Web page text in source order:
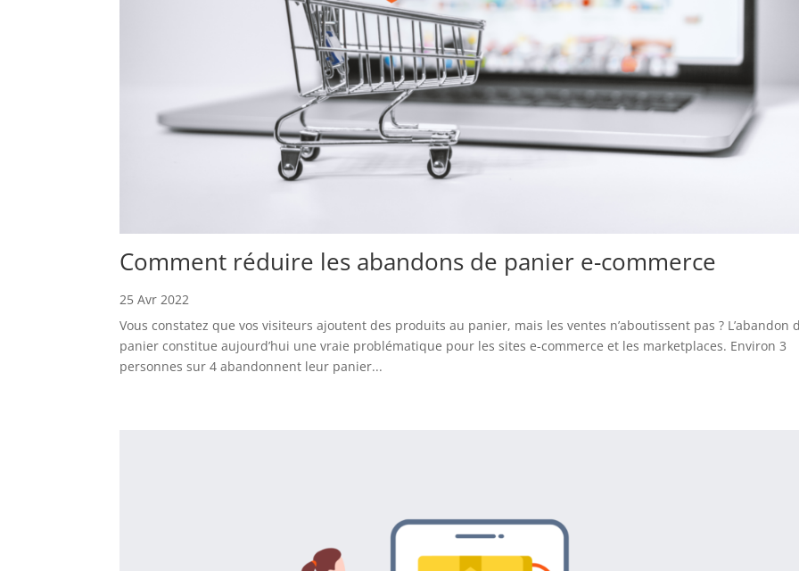
Comment réduire les abandons de panier e-commerce
25 Avr 2022
Vous constatez que vos visiteurs ajoutent des produits au panier, mais les ventes n’aboutissent pas ? L’abandon
panier constitue aujourd’hui une vraie problématique pour les sites e-commerce et les marketplaces. Environ 3
personnes sur 4 abandonnent leur panier...